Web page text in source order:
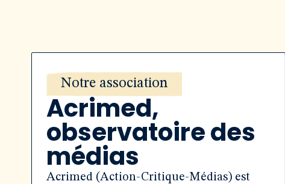
Notre association
Acrimed,
observatoire des
médias
Acrimed (Action-Critique-Médias) est